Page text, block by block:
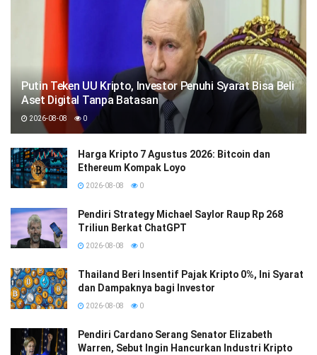
Putin Teken UU Kripto, Investor Penuhi Syarat Bisa Beli
Aset Digital Tanpa Batasan
2026-08-08 0
Harga Kripto 7 Agustus 2026: Bitcoin dan
Ethereum Kompak Loyo
2026-08-08 0
Pendiri Strategy Michael Saylor Raup Rp 268
Triliun Berkat ChatGPT
2026-08-08 0
Thailand Beri Insentif Pajak Kripto 0%, Ini Syarat
dan Dampaknya bagi Investor
2026-08-08 0
Pendiri Cardano Serang Senator Elizabeth
Warren, Sebut Ingin Hancurkan Industri Kripto